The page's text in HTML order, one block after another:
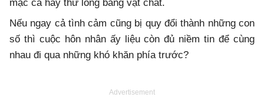
mặc cả hay thử lòng bằng vật chất.
Nếu ngay cả tình cảm cũng bị quy đổi thành những con
số thì cuộc hôn nhân ấy liệu còn đủ niềm tin để cùng
nhau đi qua những khó khăn phía trước?
Advertisement